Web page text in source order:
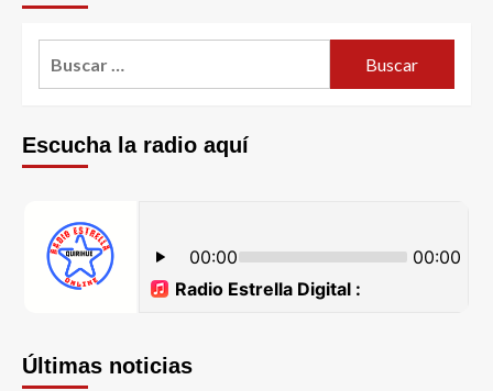
Escucha la radio aquí
Últimas noticias